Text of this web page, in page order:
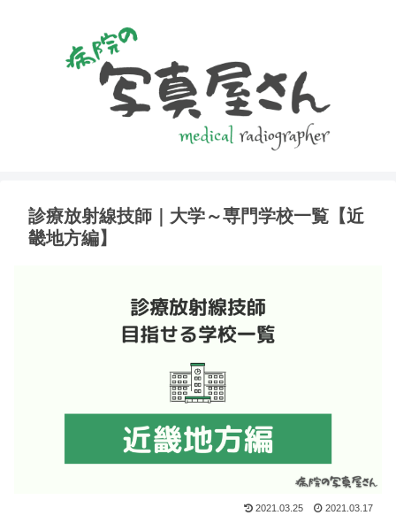
診療放射線技師｜大学～専門学校一覧【近
畿地方編】
2021.03.25 2021.03.17